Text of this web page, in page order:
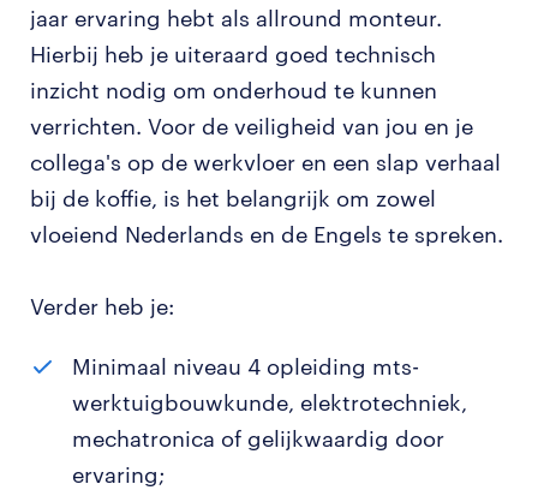
jaar ervaring hebt als allround monteur.
Hierbij heb je uiteraard goed technisch
inzicht nodig om onderhoud te kunnen
verrichten. Voor de veiligheid van jou en je
collega's op de werkvloer en een slap verhaal
bij de koffie, is het belangrijk om zowel
vloeiend Nederlands en de Engels te spreken.
Verder heb je:
Minimaal niveau 4 opleiding mts-
werktuigbouwkunde, elektrotechniek,
mechatronica of gelijkwaardig door
ervaring;